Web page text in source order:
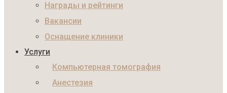
Награды и рейтинги
Вакансии
Оснащение клиники
Услуги
Компьютерная томография
Анестезия